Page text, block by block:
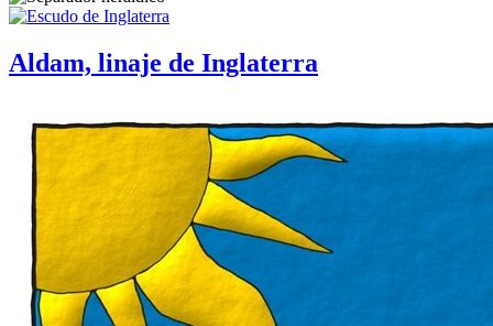
Aldam, linaje de Inglaterra